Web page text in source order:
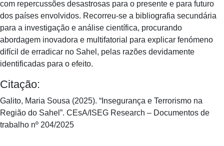
com repercussões desastrosas para o presente e para futuro
dos países envolvidos. Recorreu-se a bibliografia secundária
para a investigação e análise científica, procurando
abordagem inovadora e multifatorial para explicar fenómeno
difícil de erradicar no Sahel, pelas razões devidamente
identificadas para o efeito.
Citação:
Galito, Maria Sousa (2025). “Insegurança e Terrorismo na
Região do Sahel”. CEsA/ISEG Research – Documentos de
trabalho nº 204/2025